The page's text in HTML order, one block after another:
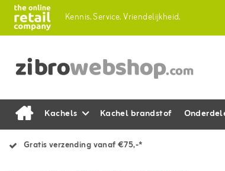
Kennis.Service.Vriendelijkheid.
Kachels Kachel brandstof
Gratis verzending vanaf €75,-*